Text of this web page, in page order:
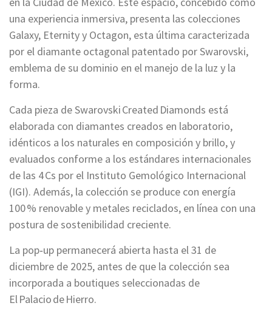
una experiencia inmersiva, presenta las colecciones
Galaxy, Eternity y Octagon, esta última caracterizada
por el diamante octagonal patentado por Swarovski,
emblema de su dominio en el manejo de la luz y la
forma.
Cada pieza de Swarovski Created Diamonds está
elaborada con diamantes creados en laboratorio,
idénticos a los naturales en composición y brillo, y
evaluados conforme a los estándares internacionales
de las 4 Cs por el Instituto Gemológico Internacional
(IGI). Además, la colección se produce con energía
100 % renovable y metales reciclados, en línea con una
postura de sostenibilidad creciente.
La pop‑up permanecerá abierta hasta el 31 de
diciembre de 2025, antes de que la colección sea
incorporada a boutiques seleccionadas de
El Palacio de Hierro.